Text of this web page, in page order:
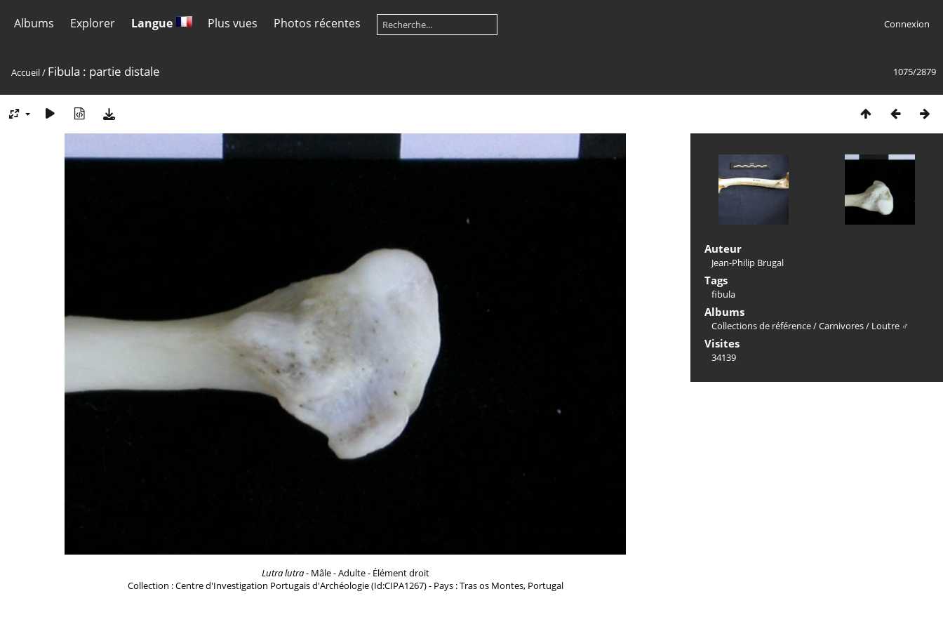
Albums Explorer Langue Plus vues Photos récentes Connexion
1075/2879
Accueil/ Fibula : partie distale
Lutra lutra- Mâle - Adulte - Élément droit
Collection : Centre d'Investigation Portugais d'Archéologie (Id:CIPA1267) - Pays : Tras os Montes, Portugal
Auteur
Jean-Philip Brugal
Tags
fibula
Albums
Collections de référence/Carnivores/ Loutre ♂
Visites
34139